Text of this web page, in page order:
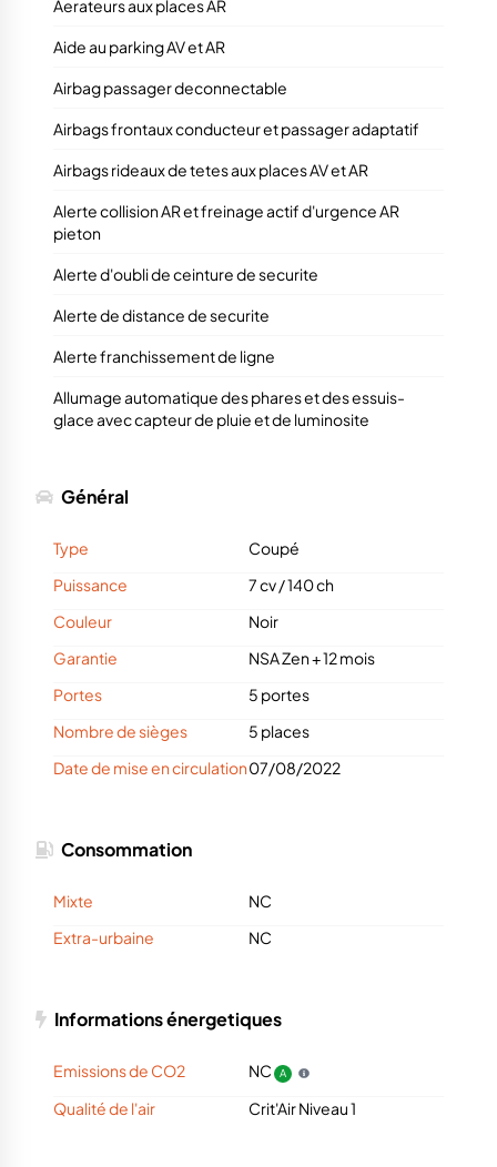
Aerateurs aux places AR
Aide au parking AV et AR
Airbag passager deconnectable
Airbags frontaux conducteur et passager adaptatif
Airbags rideaux de tetes aux places AV et AR
Alerte collision AR et freinage actif d'urgence AR
pieton
Alerte d'oubli de ceinture de securite
Alerte de distance de securite
Alerte franchissement de ligne
Allumage automatique des phares et des essuis-
glace avec capteur de pluie et de luminosite
Général
Type
Coupé
Puissance
7 cv/140 ch
Couleur
Noir
Garantie
NSA Zen + 12 mois
Portes
5 portes
Nombre de sièges
5 places
Date de mise en circulation07/08/2022
Consommation
Mixte
NC
Extra-urbaine
NC
Informations énergetiques
Emissions de CO2 NC A
Qualité de l'air Crit'Air Niveau 1